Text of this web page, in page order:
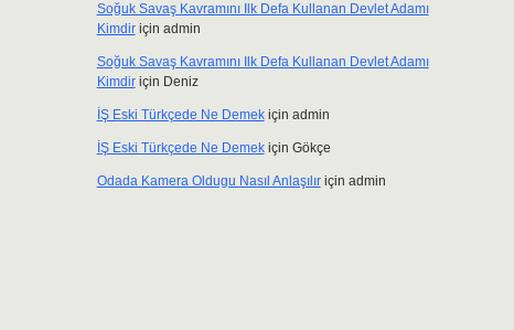
Soğuk Savaş Kavramını Ilk Defa Kullanan Devlet Adamı
Kimdiriçin admin
Soğuk Savaş Kavramını Ilk Defa Kullanan Devlet Adamı
Kimdiriçin Deniz
İŞ Eski Türkçede Ne Demekiçin admin
İŞ Eski Türkçede Ne Demekiçin Gökçe
Odada Kamera Oldugu Nasıl Anlaşılıriçin admin